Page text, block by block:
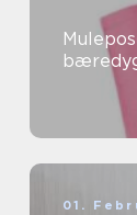
01.